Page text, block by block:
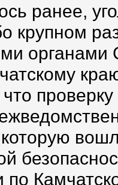
ранее,
крупном
органами